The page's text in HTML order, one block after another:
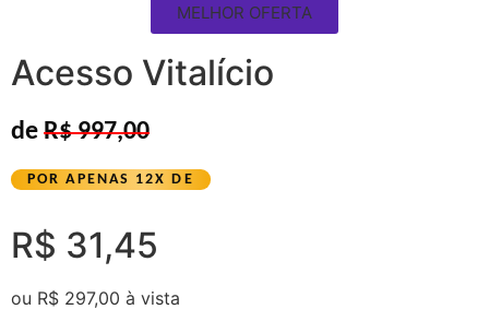
MELHOR OFERTA
Acesso Vitalício
de R$ 997,00
POR APENAS 12X DE
R$ 31,45
ou R$ 297,00 à vista